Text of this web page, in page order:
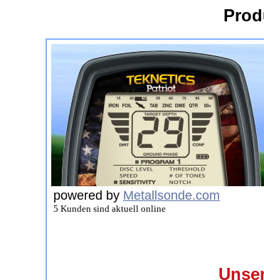
powered by Metallsonde.com
5 Kunden sind aktuell online